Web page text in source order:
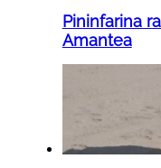
Pininfarina
Amantea